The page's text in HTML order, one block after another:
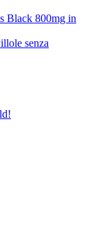
Black 800mg in
senza